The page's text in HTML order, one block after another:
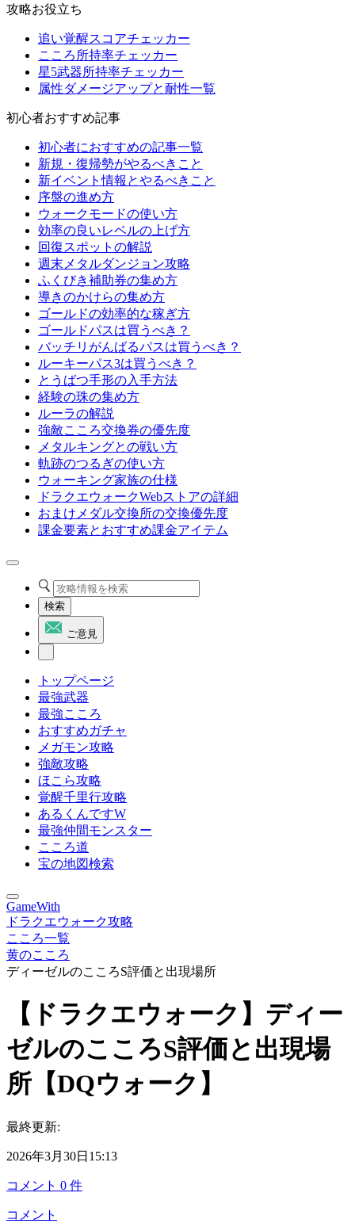
攻略お役立ち
追い覚醒スコアチェッカー
こころ所持率チェッカー
星5武器所持率チェッカー
属性ダメージアップと耐性一覧
初心者おすすめ記事
初心者におすすめの記事一覧
新規・復帰勢がやるべきこと
新イベント情報とやるべきこと
序盤の進め方
ウォークモードの使い方
効率の良いレベルの上げ方
回復スポットの解説
週末メタルダンジョン攻略
ふくびき補助券の集め方
導きのかけらの集め方
ゴールドの効率的な稼ぎ方
ゴールドパスは買うべき？
バッチリがんばるパスは買うべき？
ルーキーパス3は買うべき？
とうばつ手形の入手方法
経験の珠の集め方
ルーラの解説
強敵こころ交換券の優先度
メタルキングとの戦い方
軌跡のつるぎの使い方
ウォーキング家族の仕様
ドラクエウォークWebストアの詳細
おまけメダル交換所の交換優先度
課金要素とおすすめ課金アイテム
検索
ご意見
トップページ
最強武器
最強こころ
おすすめガチャ
メガモン攻略
強敵攻略
ほこら攻略
覚醒千里行攻略
あるくんですW
最強仲間モンスター
こころ道
宝の地図検索
GameWith
ドラクエウォーク攻略
こころ一覧
黄のこころ
ディーゼルのこころS評価と出現場所
【ドラクエウォーク】ディー
ゼルのこころS評価と出現場
所【DQウォーク】
最終更新:
2026年3月30日15:13
コメント 0 件
コメント